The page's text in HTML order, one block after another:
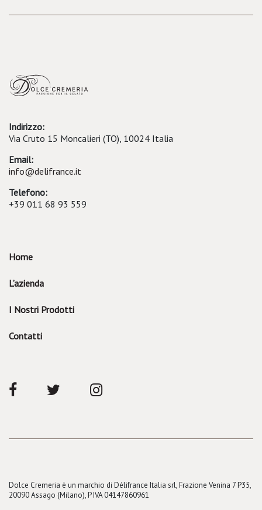
Indirizzo:
Via Cruto 15 Moncalieri (TO), 10024 Italia
Email:
info@delifrance.it
Telefono:
+39 011 68 93 559
Home
L’azienda
I Nostri Prodotti
Contatti
Dolce Cremeria è un marchio di Délifrance Italia srl, Frazione Venina 7 P35,
20090 Assago (Milano), P IVA 04147860961